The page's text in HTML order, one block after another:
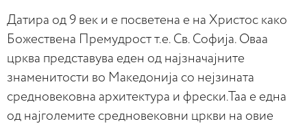
Датира од 9 век и е посветена е на Христос како
Божествена Премудрост т.е. Св. Софија. Оваа
црква представува еден од најзначајните
знаменитости во Македонија со нејзината
средновековна архитектура и фрески.Таа е една
од најголемите средновековни цркви на овие